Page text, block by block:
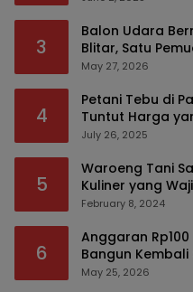
3
Balon Udara
Blitar, Satu
Serius
May 27, 2026
4
Petani Tebu di
Tuntut Harga
July 26, 2025
5
Waroeng Tani
Kuliner yang
February 8, 2024
6
Anggaran
Bangun
Bencana Bakal
May 25, 2026